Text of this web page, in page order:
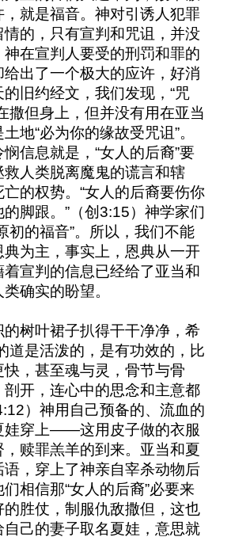
，就是福音。神对引诱人犯罪
情的，只有宣判和咒诅，并没
在宣判人要受的刑罚和罪的
给出了一个极大的应许，好消
旧约经文，我们发现，“咒
撒但身上，但并没有用在亚当
地“必为你的缘故受咒诅”。
悯信息就是，“女人的后裔”要
人类脱离魔鬼的谎言和辖
的权势。“女人的后裔要伤你
脚跟。”（创3:15）神学家们
初的福音”。所以，我们不能
为主，事实上，恩典从一开
宣判的信息已经给了亚当和
确实的盼望。
树叶裙子扒得干干净净，希
道是活泼的，是有功效的，比
，甚至魂与灵，骨节与骨
开，连心中的思念和主意都
）神用自己预备的、流血的
娃穿上——这用皮子做的衣服
赎罪羔羊的到来。亚当和夏
，穿上了神亲自宰杀动物后
相信那“女人的后裔”必要来
的胜仗，制服仇敌撒但，这也
自己的妻子取名夏娃，意思就